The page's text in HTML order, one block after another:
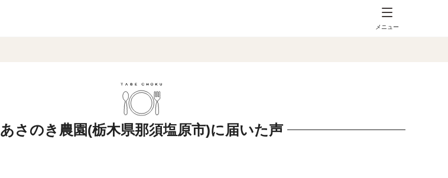
メニュー
あさのき農園(栃木県那須塩原市)に届いた声